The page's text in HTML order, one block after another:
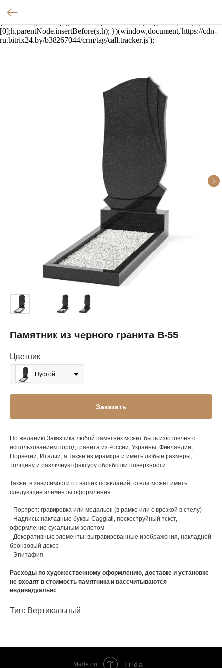
s=d.createElement('script');s.async=true;s.src=u+'?'+
[0];h.parentNode.insertBefore(s,h); })(window,document,'https://cdn-
ru.bitrix24.by/b38267044/crm/tag/call.tracker.js');
Памятник из черного гранита В-55
Цветник
Пустой
Заказать
По желанию Заказчика любой памятник может быть изготовлен с
использованием пород гранита из России, Украины, Финляндии,
Норвегии, Италии, а также из мрамора и иметь любые размеры,
толщину и различную фактуру обработки поверхности.
Также, в зависимости от ваших пожеланий, стела может иметь
следующие элементы оформления:
- Портрет: гравировка или медальон (в рамке или с врезкой в стелу)
- Надпись: накладные буквы Caggiati, пескоструйный текст,
оформление сусальным золотом
- Декоративные элементы: выгравированные изображения, накладной
бронзовый декор
- Эпитафия
Расходы по художественному оформлению, доставке и установке
не входят в стоимость памятника и рассчитываются
индивидуально
Тип: Вертикальный
Made on Tilda